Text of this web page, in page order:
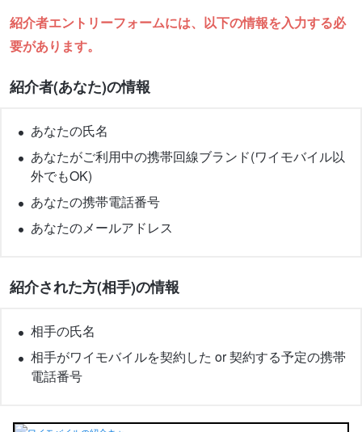
紹介者エントリーフォームには、以下の情報を入力する必
要があります。
紹介者(あなた)の情報
あなたの氏名
あなたがご利用中の携帯回線ブランド(ワイモバイル以
外でもOK)
あなたの携帯電話番号
あなたのメールアドレス
紹介された方(相手)の情報
相手の氏名
相手がワイモバイルを契約した or 契約する予定の携帯
電話番号